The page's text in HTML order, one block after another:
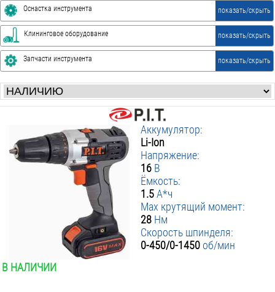
Шлифовальные машины
полировальные ленточные
Отбойные молотки
с патроном шестигранник
Рубанки
сетевые
Дисковые пилы
Циркулярные
строительные
Пистолеты
для монтажной пены
Оснастка инструмента показать/скрыть
Для дисковых пил
Клининговое оборудование показать/скрыть
Пылесосы
Запчасти инструмента показать/скрыть
Аккумуляторы
Li-Ion Ni-Cd
Аккумулятор:
Li-Ion
Напряжение:
16 В
Ёмкость:
1.5А*ч
Max крутящий момент:
28 Нм
Скорость шпинделя:
0-450/0-1450 об/мин
В НАЛИЧИИ